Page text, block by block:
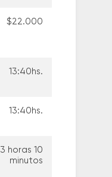
$22.000
13:40hs.
13:40hs.
3 horas 10
minutos